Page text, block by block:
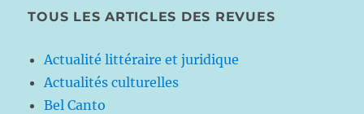
TOUS LES ARTICLES DES REVUES
Actualité littéraire et juridique
Actualités culturelles
Bel Canto